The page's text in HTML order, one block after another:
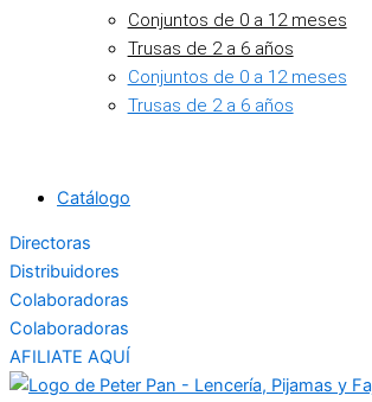
Conjuntos de 0 a 12 meses
Trusas de 2 a 6 años
Conjuntos de 0 a 12 meses
Trusas de 2 a 6 años
Catálogo
Directoras
Distribuidores
Colaboradoras
Colaboradoras
AFILIATE AQUÍ